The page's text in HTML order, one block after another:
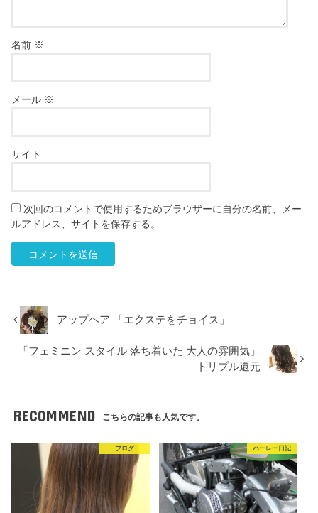
名前 ※
メール ※
サイト
次回のコメントで使用するためブラウザーに自分の名前、メー
ルアドレス、サイトを保存する。
アップヘア 「エクステをチョイス」
「フェミニン スタイル 落ち着いた 大人の雰囲気」
トリプル還元
RECOMMEND こちらの記事も人気です。
ブログ ハーレー日記